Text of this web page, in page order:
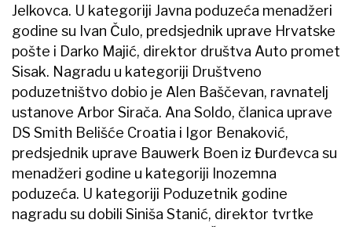
Jelkovca. U kategoriji Javna poduzeća menadžeri
godine su Ivan Čulo, predsjednik uprave Hrvatske
pošte i Darko Majić, direktor društva Auto promet
Sisak. Nagradu u kategoriji Društveno
poduzetništvo dobio je Alen Baščevan, ravnatelj
ustanove Arbor Sirača. Ana Soldo, članica uprave
DS Smith Belišće Croatia i Igor Benaković,
predsjednik uprave Bauwerk Boen iz Đurđevca su
menadžeri godine u kategoriji Inozemna
poduzeća. U kategoriji Poduzetnik godine
nagradu su dobili Siniša Stanić, direktor tvrtke